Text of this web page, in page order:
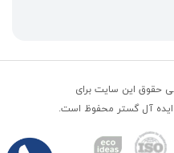
عرضه شده و تعهد کامل
است. این مهم با اتکا به تکنسین‌های فنی و مجرب
حاضر هستند، حاصل می‌شود. به
تلفن بیسیمو تلفن رومیزی
حقوق این سایت برای
آل گسترمحفوظ است.